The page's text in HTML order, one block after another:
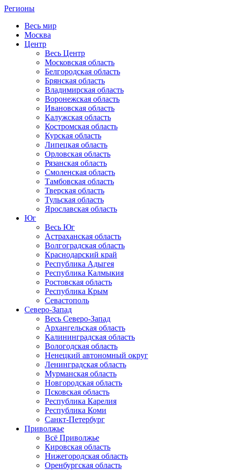
Регионы
Весь мир
Москва
Центр
Весь Центр
Московская область
Белгородская область
Брянская область
Владимирская область
Воронежская область
Ивановская область
Калужская область
Костромская область
Курская область
Липецкая область
Орловская область
Рязанская область
Смоленская область
Тамбовская область
Тверская область
Тульская область
Ярославская область
Юг
Весь Юг
Астраханская область
Волгоградская область
Краснодарский край
Республика Адыгея
Республика Калмыкия
Ростовская область
Республика Крым
Севастополь
Северо-Запад
Весь Северо-Запад
Архангельская область
Калининградская область
Вологодская область
Ненецкий автономный округ
Ленинградская область
Мурманская область
Новгородская область
Псковская область
Республика Карелия
Республика Коми
Санкт-Петербург
Приволжье
Всё Приволжье
Кировская область
Нижегородская область
Оренбургская область